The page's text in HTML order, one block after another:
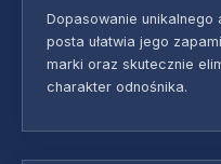
Dopasowanie
posta ułatwia jego
marki oraz skutecznie
charakter odnośnika.